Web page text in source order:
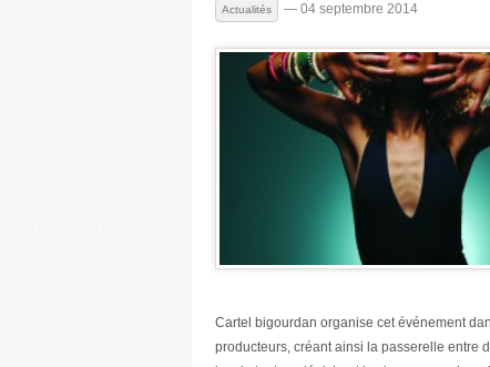
Actualités — 04 septembre 2014
Cartel bigourdan organise cet événement
producteurs, créant ainsi la passerelle entre